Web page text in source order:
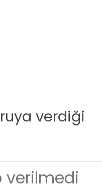
verdiği
verilmedi